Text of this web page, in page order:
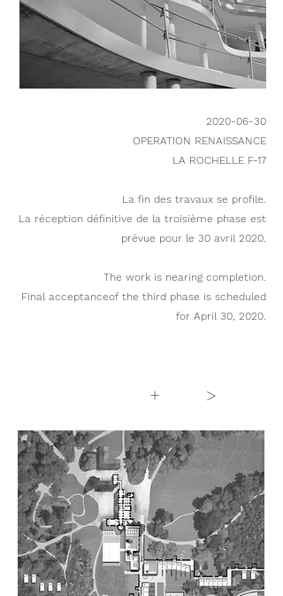
2020-06-30
OPERATION RENAISSANCE
LA ROCHELLE F-17
La fin des travaux se profile.
La réception définitive de la troisième phase est
prévue pour le 30 avril 2020.
The work is nearing completion.
Final acceptanceof the third phase is scheduled
for April 30, 2020.
>
+